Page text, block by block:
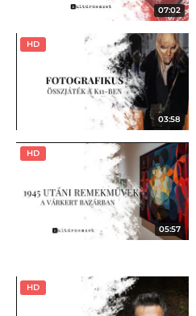
07:02
HD
03:58
HD
05:57
HD